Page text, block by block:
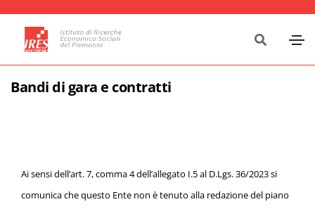
Bandi di gara e contratti
Ai sensi dell’art. 7, comma 4 dell’allegato I.5 al D.Lgs. 36/2023 si
comunica che questo Ente non è tenuto alla redazione del piano